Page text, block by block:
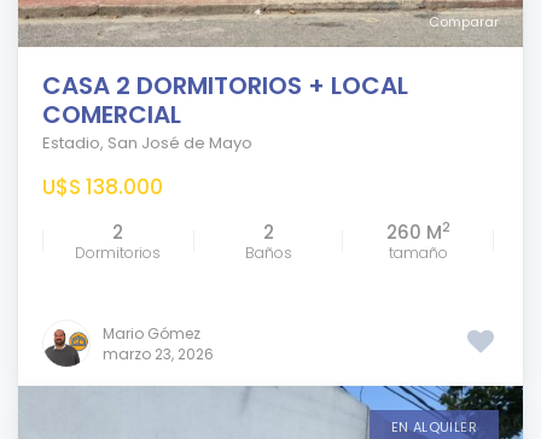
Comparar
CASA 2 DORMITORIOS + LOCAL
COMERCIAL
Estadio, San José de Mayo
U$S 138.000
2
Dormitorios
2
Baños
260 M2
tamaño
Mario Gómez
marzo 23, 2026
EN ALQUILER